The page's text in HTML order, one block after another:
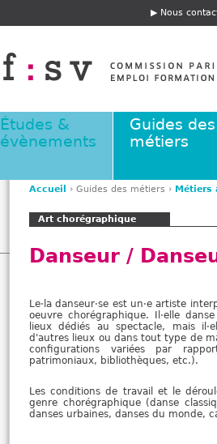
E
t
ê
e
Nous
Études &
évènements
Guides des
métiers
s
e
s
i
c
Accueil › Guides des métiers › Métiers
Art chorégraphique
Danseur /
Le·la danseur·se est un·e artiste
oeuvre chorégraphique. Il·elle
lieux dédiés au spectacle, mais
d'autres lieux ou dans tout type de
configurations variées par
patrimoniaux, bibliothèques, etc.).
Les conditions de travail et le
genre chorégraphique (danse
danses urbaines, danses du monde,